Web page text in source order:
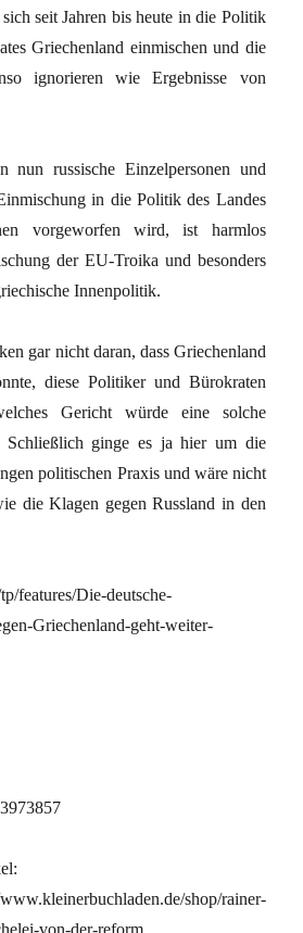
seit Jahren bis heute in die Politik
Griechenland einmischen und die
ignorieren wie Ergebnisse von
russische Einzelpersonen und
in die Politik des Landes
vorgeworfen wird, ist harmlos
der EU-Troika und besonders
Innenpolitik.
gar nicht daran, dass Griechenland
diese Politiker und Bürokraten
Gericht würde eine solche
Schließlich ginge es ja hier um die
politischen Praxis und wäre nicht
die Klagen gegen Russland in den
features/Die-deutsche-
Griechenland-geht-weiter-
shop/rainer-
von-der-reform